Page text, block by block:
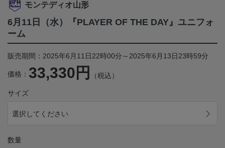
モンテディオ山形
6月11日（水）『PLAYER OF THE DAY』ユニフォ
ーム
販売期間：2025年6月11日22時00分～2025年6月13日23時59分
価格： 33,330円 （税込）
サイズ
選択してください
数量